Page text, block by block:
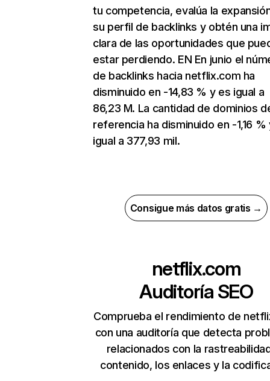
tu competencia, evalúa la
su perfil de backlinks y obtén una
clara de las oportunidades que
estar perdiendo. EN En junio el
de backlinks hacia netflix.com ha
disminuido en -14,83 % y es igual a
86,23 M. La cantidad de dominios
referencia ha disminuido en -1,16 %
igual a 377,93 mil.
Consigue más datos gratis →
netflix.com
Auditoría SEO
Comprueba el rendimiento de
con una auditoría que detecta
relacionados con la
contenido, los enlaces y la